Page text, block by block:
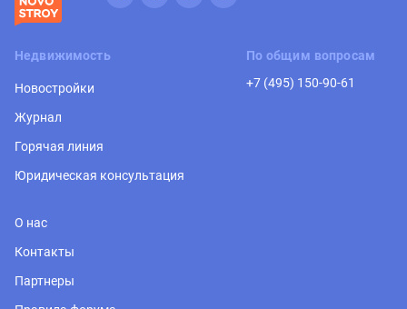
Недвижимость
Новостройки
Журнал
Горячая линия
Юридическая консультация
По общим вопросам
+7 (495) 150-90-61
О нас
Контакты
Партнеры